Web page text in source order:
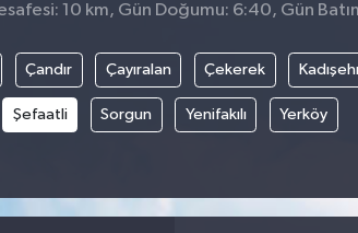
10 km, Gün Doğumu: 6:40, Gün
Çandır Çayıralan Çekerek
Şefaatli Sorgun Yenifakılı Yerköy